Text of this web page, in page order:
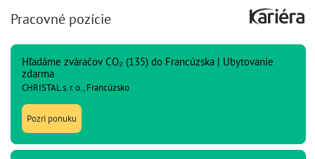
Pracovné pozície
Hľadáme zváračov CO₂ (135) do Francúzska | Ubytovanie
zdarma
CHRISTAL s. r. o., Francúzsko
Pozri ponuku